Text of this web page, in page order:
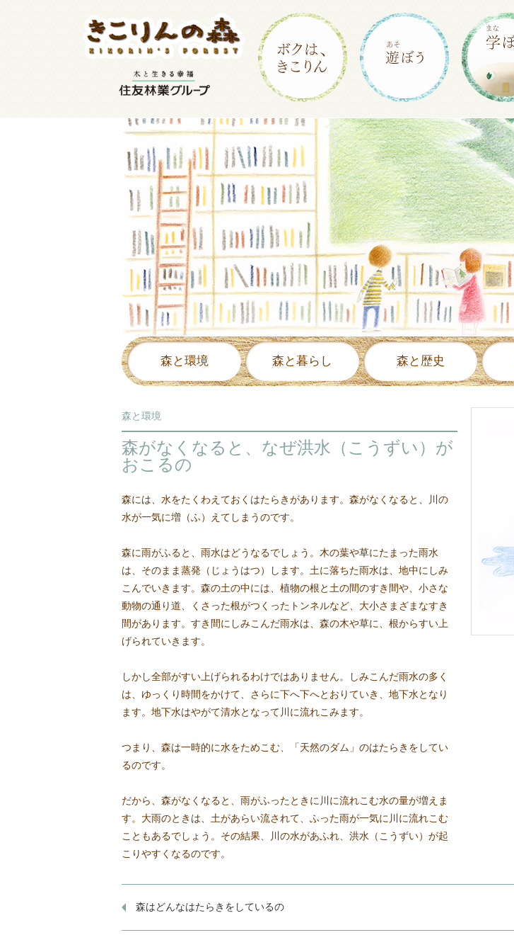
森と環境 森と暮らし 森と歴史
森と環境
森がなくなると、なぜ洪水（こうずい）が
おこるの
森には、水をたくわえておくはたらきがあります。森がなくなると、川の
水が一気に増（ふ）えてしまうのです。
森に雨がふると、雨水はどうなるでしょう。木の葉や草にたまった雨水
は、そのまま蒸発（じょうはつ）します。土に落ちた雨水は、地中にしみ
こんでいきます。森の土の中には、植物の根と土の間のすき間や、小さな
動物の通り道、くさった根がつくったトンネルなど、大小さまざまなすき
間があります。すき間にしみこんだ雨水は、森の木や草に、根からすい上
げられていきます。
しかし全部がすい上げられるわけではありません。しみこんだ雨水の多く
は、ゆっくり時間をかけて、さらに下へ下へとおりていき、地下水となり
ます。地下水はやがて清水となって川に流れこみます。
つまり、森は一時的に水をためこむ、「天然のダム」のはたらきをしてい
るのです。
だから、森がなくなると、雨がふったときに川に流れこむ水の量が増えま
す。大雨のときは、土があらい流されて、ふった雨が一気に川に流れこむ
こともあるでしょう。その結果、川の水があふれ、洪水（こうずい）が起
こりやすくなるのです。
森はどんなはたらきをしているの